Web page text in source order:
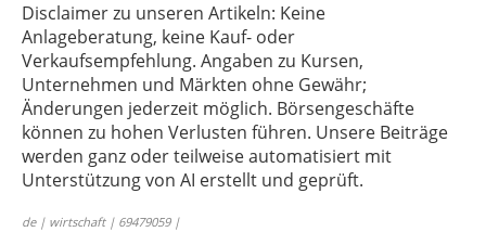
Disclaimer zu unseren Artikeln: Keine
Anlageberatung, keine Kauf- oder
Verkaufsempfehlung. Angaben zu Kursen,
Unternehmen und Märkten ohne Gewähr;
Änderungen jederzeit möglich. Börsengeschäfte
können zu hohen Verlusten führen. Unsere Beiträge
werden ganz oder teilweise automatisiert mit
Unterstützung von AI erstellt und geprüft.
de | wirtschaft | 69479059 |